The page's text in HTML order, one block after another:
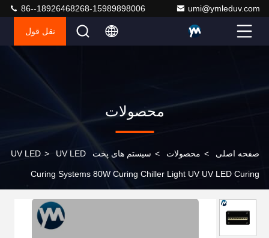
umi@ymleduv.com
86--18926468268-15989898006
نقل قول
محصولات
صفحه اصلی > محصولات > سیستم های پخت UV LED > UV LED
Curing Systems 80W Curing Chiller Light UV UV LED Curing